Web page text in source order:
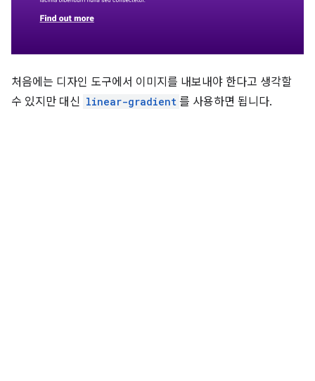
처음에는 디자인 도구에서 이미지를 내보내야 한다고 생각할
수 있지만 대신 linear-gradient 를 사용하면 됩니다.